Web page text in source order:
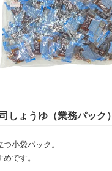
ょうゆ（業務パック）
小袋パック。
です。